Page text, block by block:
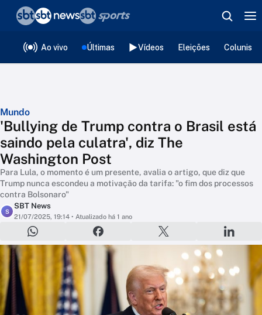
Ao vivo Últimas Vídeos Eleições
Mundo
'Bullying de Trump contra o Brasil está
saindo pela culatra', diz The
Washington Post
Para Lula, o momento é um presente, avalia o artigo, que diz que
Trump nunca escondeu a motivação da tarifa: "o fim dos processos
contra Bolsonaro"
S
SBT News
21/07/2025, 19:14 • Atualizado há 1 ano
❮voltar
Editorias